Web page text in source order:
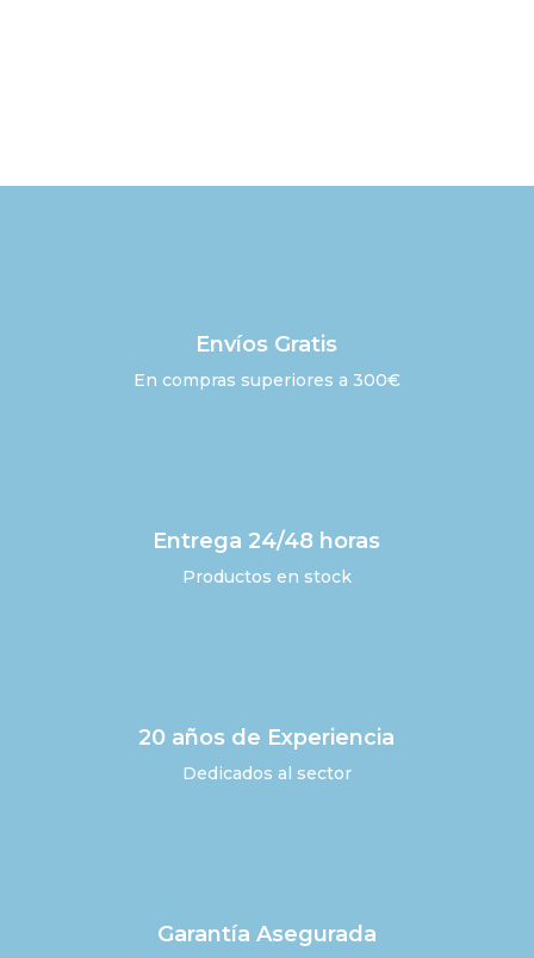
Envíos Gratis
En compras superiores a 300€
Entrega 24/48 horas
Productos en stock
20 años de Experiencia
Dedicados al sector
Garantía Asegurada